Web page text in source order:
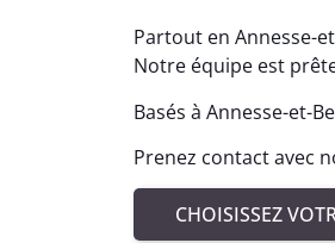
Partout en Annesse-
Notre équipe est
Basés à Annesse-et-
Prenez contact avec
CHOISISSEZ